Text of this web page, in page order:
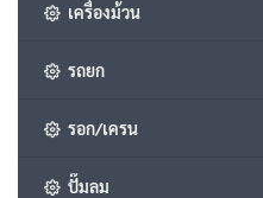
เครื่องม้วน
รถยก
รอก/เครน
ปั๊มลม